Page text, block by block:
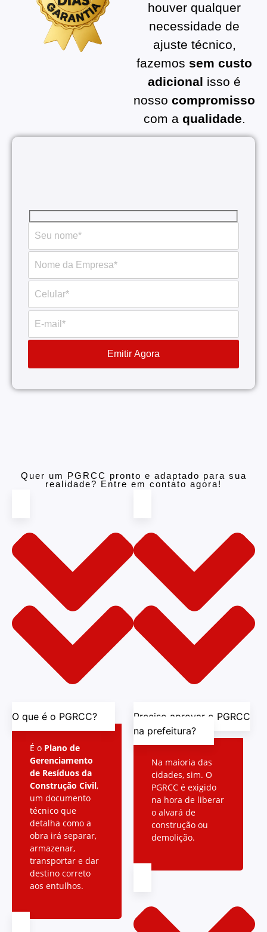
houver qualquer
necessidade de
ajuste técnico,
fazemos sem custo
adicional isso é
nosso compromisso
com a qualidade.
Quer um PGRCC pronto e adaptado para sua
realidade? Entre em contato agora!
O que é o PGRCC?
É o Plano de
Gerenciamento
de Resíduos da
Construção Civil,
um documento
técnico que
detalha como a
obra irá separar,
armazenar,
transportar e dar
destino correto
aos entulhos.
Preciso aprovar o PGRCC
na prefeitura?
Na maioria das
cidades, sim. O
PGRCC é exigido
na hora de liberar
o alvará de
construção ou
demolição.